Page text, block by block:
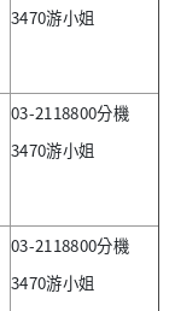
3470游小姐
03-2118800分機
3470游小姐
03-2118800分機
3470游小姐